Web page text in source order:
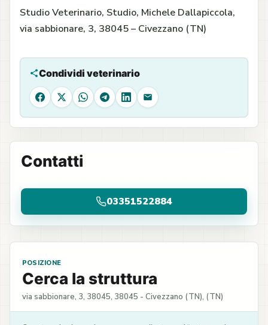
Studio Veterinario, Studio, Michele Dallapiccola,
via sabbionare, 3, 38045 – Civezzano (TN)
Condividi veterinario
Facebook
X WhatsAppTelegram
LinkedIn
Email
Contatti
03351522884
POSIZIONE
Cerca la struttura
via sabbionare, 3, 38045, 38045 - Civezzano (TN), (TN)